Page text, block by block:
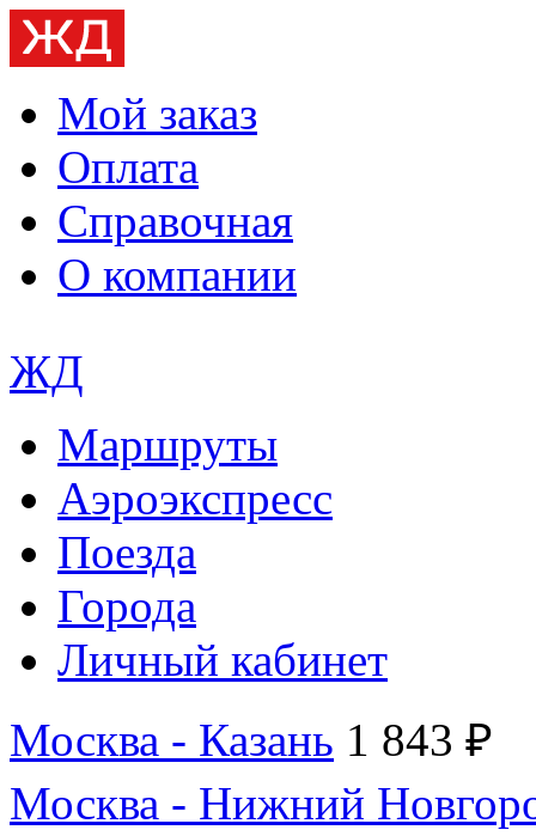
Мой заказ
Оплата
Справочная
О компании
ЖД
Маршруты
Аэроэкспресс
Поезда
Города
Личный кабинет
Москва - Казань 1 843 ₽
Москва - Нижний